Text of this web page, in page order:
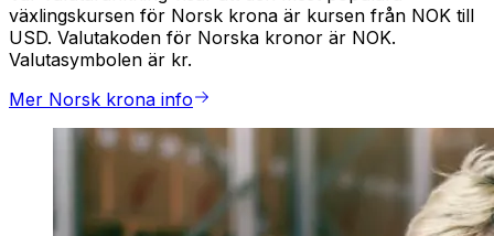
växlingskursen för Norsk krona är kursen från NOK till
USD. Valutakoden för Norska kronor är NOK.
Valutasymbolen är kr.
Mer Norsk krona info